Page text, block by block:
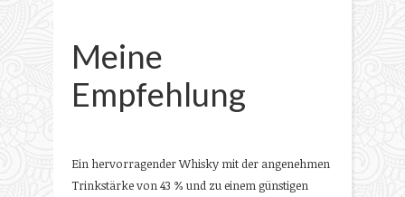
Meine
Empfehlung
Ein hervorragender Whisky mit der angenehmen
Trinkstärke von 43 % und zu einem günstigen